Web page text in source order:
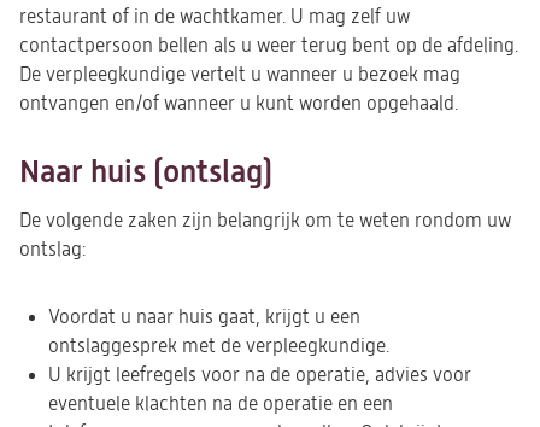
restaurant of in de wachtkamer. U mag zelf uw
contactpersoon bellen als u weer terug bent op de afdeling.
De verpleegkundige vertelt u wanneer u bezoek mag
ontvangen en/of wanneer u kunt worden opgehaald.
Naar huis (ontslag)
De volgende zaken zijn belangrijk om te weten rondom uw
ontslag:
Voordat u naar huis gaat, krijgt u een
ontslaggesprek met de verpleegkundige.
U krijgt leefregels voor na de operatie, advies voor
eventuele klachten na de operatie en een